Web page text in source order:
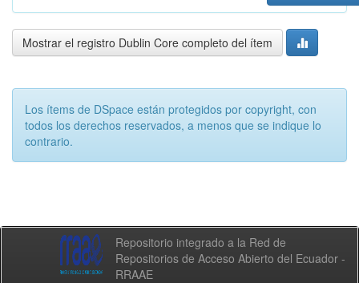
Mostrar el registro Dublin Core completo del ítem
Los ítems de DSpace están protegidos por copyright, con
todos los derechos reservados, a menos que se indique lo
contrario.
Repositorio integrado a la Red de
Repositorios de Acceso Abierto del Ecuador -
RRAAE